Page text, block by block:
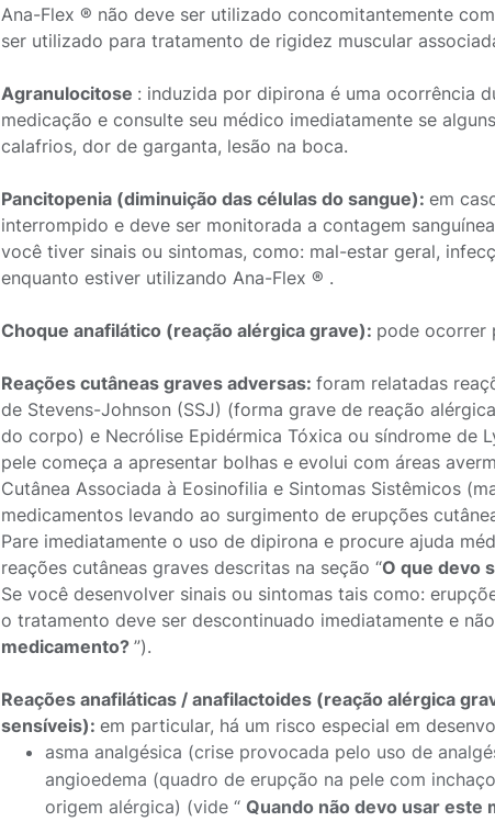
Ana-Flex ® não deve ser utilizado concomitantemente
ser utilizado para tratamento de rigidez muscular
Agranulocitose : induzida por dipirona é uma ocorrência
medicação e consulte seu médico imediatamente se
calafrios, dor de garganta, lesão na boca.
Pancitopenia (diminuição das células do sangue): em
interrompido e deve ser monitorada a contagem
você tiver sinais ou sintomas, como: mal-estar geral,
enquanto estiver utilizando Ana-Flex ® .
Choque anafilático (reação alérgica grave): pode ocorrer
Reações cutâneas graves adversas: foram relatadas
de Stevens-Johnson (SSJ) (forma grave de reação
do corpo) e Necrólise Epidérmica Tóxica ou síndrome de
pele começa a apresentar bolhas e evolui com áreas
Cutânea Associada à Eosinofilia e Sintomas Sistêmicos
medicamentos levando ao surgimento de erupções
Pare imediatamente o uso de dipirona e procure ajuda
reações cutâneas graves descritas na seção “O que devo
Se você desenvolver sinais ou sintomas tais como:
o tratamento deve ser descontinuado imediatamente e
medicamento? ”).
Reações anafiláticas / anafilactoides (reação alérgica
sensíveis): em particular, há um risco especial em
asma analgésica (crise provocada pelo uso de
angioedema (quadro de erupção na pele com
origem alérgica) (vide “ Quando não devo usar este